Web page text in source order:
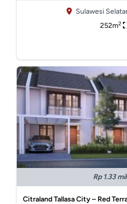
Sulawesi
252m2
Rp 1.33
Citraland Tallasa City – Red